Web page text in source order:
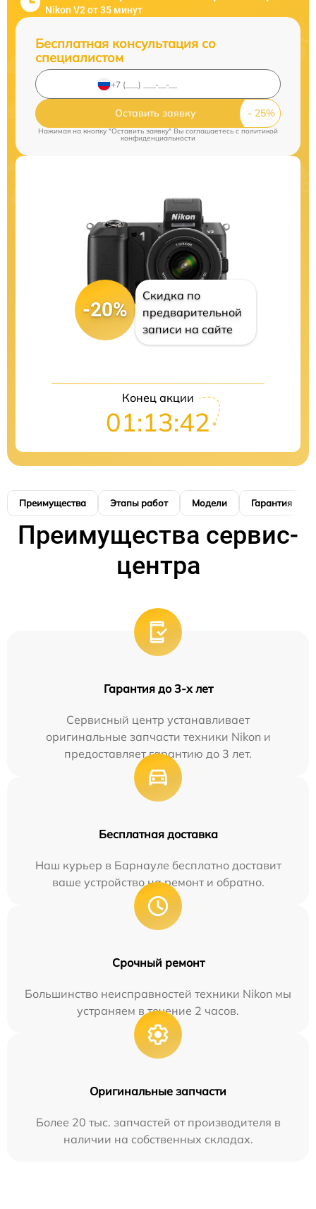
Nikon V2 от 35 минут
Бесплатная консультация со
специалистом
Оставить заявку
Нажимая на кнопку "Оставить заявку" Вы соглашаетесь cполитикой
конфиденциальности
-20%
Скидка по
предварительной
записи на сайте
Конец акции
01:13:41
Преимущества Этапы работ Модели Гарантия
Преимущества сервис-
центра
Гарантия до 3-х лет
Сервисный центр устанавливает
оригинальные запчасти техники Nikon и
предоставляет гарантию до 3 лет.
Бесплатная доставка
Наш курьер в Барнауле бесплатно доставит
ваше устройство на ремонт и обратно.
Срочный ремонт
Большинство неисправностей техники Nikon мы
устраняем в течение 2 часов.
Оригинальные запчасти
Более 20 тыс. запчастей от производителя в
наличии на собственных складах.